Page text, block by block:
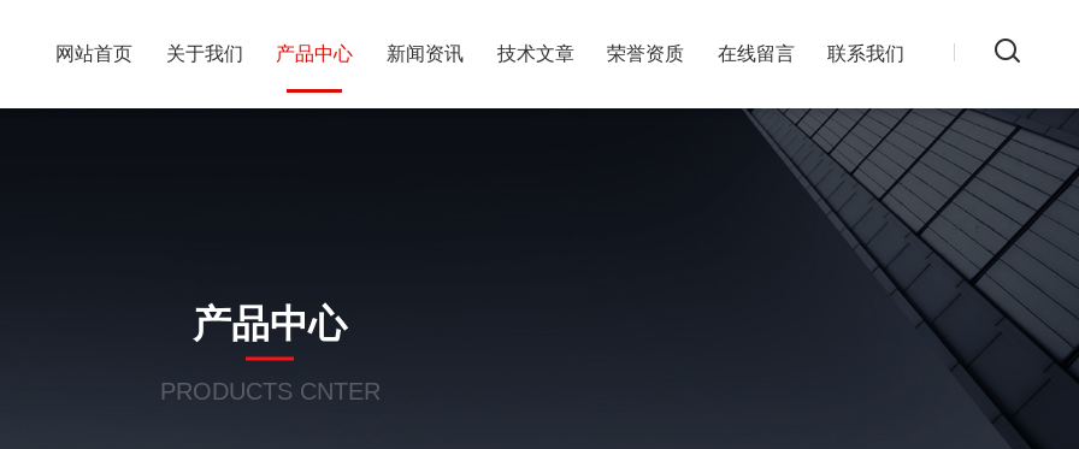
网站首页 关于我们 产品中心 新闻资讯 技术文章 荣誉资质 在线留言 联系我们
产品中心
PRODUCTS CNTER